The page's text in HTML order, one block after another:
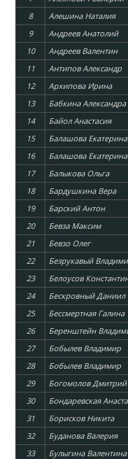
8
Алешина Наталия
9
Андреев Анатолий
10
Андреев Валентин
11
Антипов Александр
12
Архипова Ирина
13
Бабкина Александра
14
Байол Анастасия
15
Балашова Екатерина
16
Балашова Екатерина
17
Балыкова Ольга
18
Бардушкина Вера
19
Барский Антон
20
Бевза Максим
21
Бевзо Олег
22
Безрукавый
23
Белоусов
24
Бескровный Даниил
25
Бессмертная Галина
26
Беренштейн
27
Бобылев Владимир
28
Бобылев Владимир
29
Богомолов Дмитрий
30
Бондаревская
31
Борисков Никита
32
Буданова Валерия
33
Булыгина Валентина